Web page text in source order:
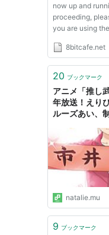
now up and
proceeding,
you are using
of the
Administration
sfsadmin). P...
8bitcafe.net
20 ブックマーク
アニメ「推し
年放送！えり
ルーズあい、
natalie.mu
9 ブックマーク